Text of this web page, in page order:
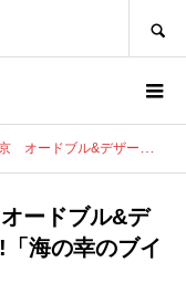
ザートブッフェ付!「海の幸のブイヤベース風」
ードブル&デ
海の幸のブイ